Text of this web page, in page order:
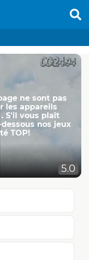
ne ​​sont pas
les appareils
S'il vous plaît
nos jeux
TOP!
5.0